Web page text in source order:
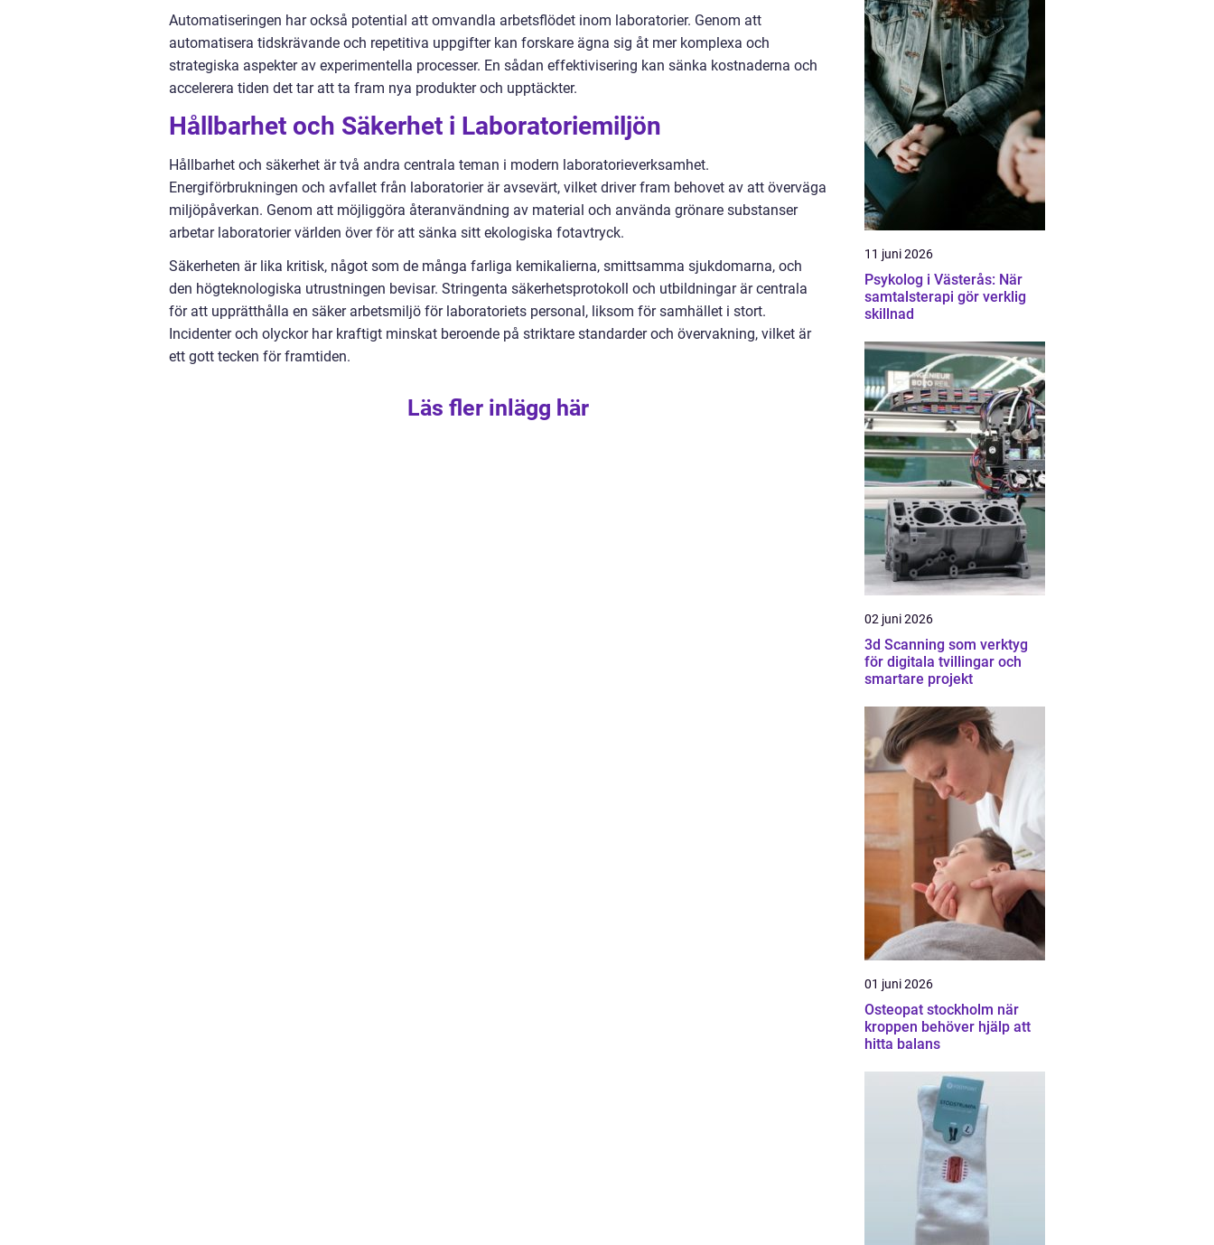
Automatiseringen har också potential att omvandla arbetsflödet inom laboratorier. Genom att
automatisera tidskrävande och repetitiva uppgifter kan forskare ägna sig åt mer komplexa och
strategiska aspekter av experimentella processer. En sådan effektivisering kan sänka kostnaderna och
accelerera tiden det tar att ta fram nya produkter och upptäckter.
Hållbarhet och Säkerhet i Laboratoriemiljön
Hållbarhet och säkerhet är två andra centrala teman i modern laboratorieverksamhet.
Energiförbrukningen och avfallet från laboratorier är avsevärt, vilket driver fram behovet av att överväga
miljöpåverkan. Genom att möjliggöra återanvändning av material och använda grönare substanser
arbetar laboratorier världen över för att sänka sitt ekologiska fotavtryck.
Säkerheten är lika kritisk, något som de många farliga kemikalierna, smittsamma sjukdomarna, och
den högteknologiska utrustningen bevisar. Stringenta säkerhetsprotokoll och utbildningar är centrala
för att upprätthålla en säker arbetsmiljö för laboratoriets personal, liksom för samhället i stort.
Incidenter och olyckor har kraftigt minskat beroende på striktare standarder och övervakning, vilket är
ett gott tecken för framtiden.
Läs fler inlägg här
11 juni 2026
Psykolog i Västerås: När
samtalsterapi gör verklig
skillnad
02 juni 2026
3d Scanning som verktyg
för digitala tvillingar och
smartare projekt
01 juni 2026
Osteopat stockholm när
kroppen behöver hjälp att
hitta balans